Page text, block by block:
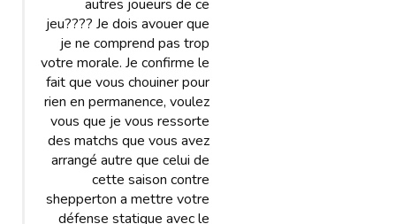
autres joueurs de ce
jeu???? Je dois avouer que
je ne comprend pas trop
votre morale. Je confirme le
fait que vous chouiner pour
rien en permanence, voulez
vous que je vous ressorte
des matchs que vous avez
arrangé autre que celui de
cette saison contre
shepperton a mettre votre
défense statique avec le